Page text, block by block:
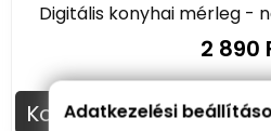
Digitális konyhai mérleg -
2 890
Kosárba
Adatkezelési